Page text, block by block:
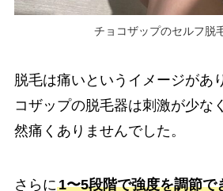
チョコザップのセルフ脱
脱毛は痛いというイメージがあ
コザップの脱毛器は刺激が少な
然痛くありませんでした。
さらに1〜5段階で強度を調節で